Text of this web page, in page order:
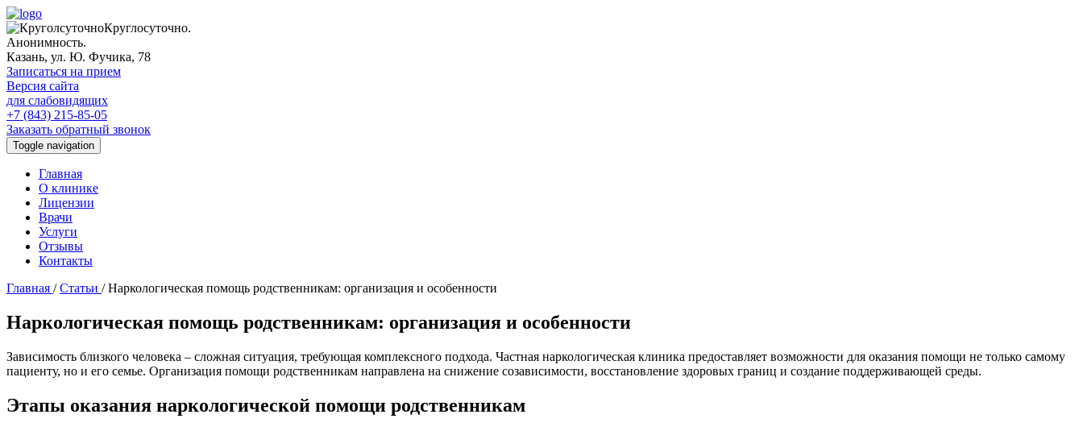
Круглосуточно.
Анонимность.
Казань, ул. Ю. Фучика, 78
Записаться на прием
Версия сайта
для слабовидящих
+7 (843) 215-85-05
Заказать обратный звонок
Toggle navigation
Главная
О клинике
Лицензии
Врачи
Услуги
Отзывы
Контакты
Главная /Статьи /Наркологическая помощь родственникам: организация и особенности
Наркологическая помощь родственникам: организация и особенности
Зависимость близкого человека – сложная ситуация, требующая комплексного подхода. Частная наркологическая клиника предоставляет возможности для оказания помощи не только самому
пациенту, но и его семье. Организация помощи родственникам направлена на снижение созависимости, восстановление здоровых границ и создание поддерживающей среды.
Этапы оказания наркологической помощи родственникам